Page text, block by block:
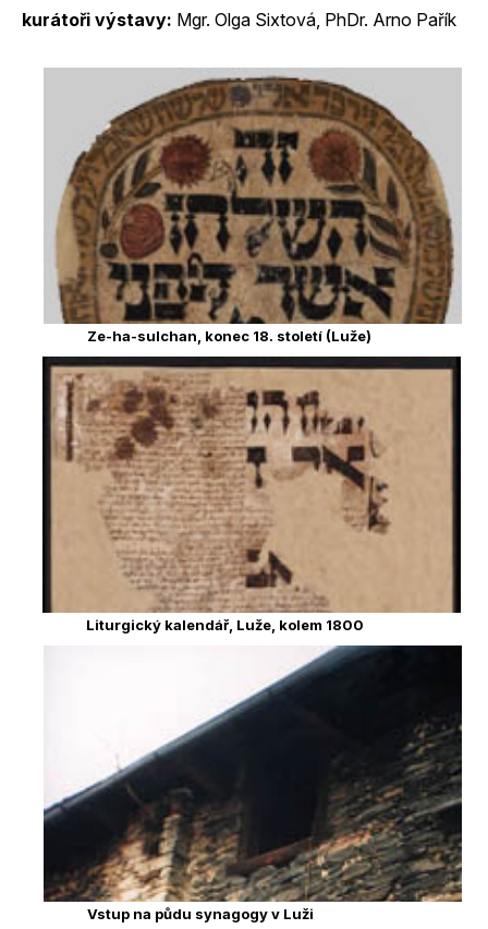
kurátoři výstavy: Mgr. Olga Sixtová, PhDr. Arno Pařík
Ze-ha-sulchan, konec 18. století (Luže)
Liturgický kalendář, Luže, kolem 1800
Vstup na půdu synagogy v Luži